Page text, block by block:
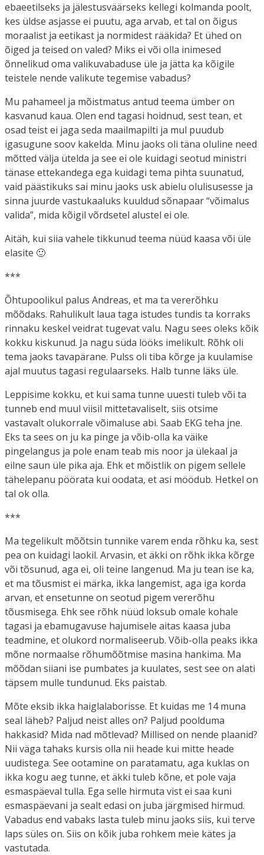
ebaeetilseks ja jälestusväärseks kellegi kolmanda poolt,
kes üldse asjasse ei puutu, aga arvab, et tal on õigus
moraalist ja eetikast ja normidest rääkida? Et ühed on
õiged ja teised on valed? Miks ei või olla inimesed
õnnelikud oma valikuvabaduse üle ja jätta ka kõigile
teistele nende valikute tegemise vabadus?
Mu pahameel ja mõistmatus antud teema ümber on
kasvanud kaua. Olen end tagasi hoidnud, sest tean, et
osad teist ei jaga seda maailmapilti ja mul puudub
igasugune soov kakelda. Minu jaoks oli täna oluline need
mõtted välja ütelda ja see ei ole kuidagi seotud ministri
tänase ettekandega ega kuidagi tema pihta suunatud,
vaid päästikuks sai minu jaoks usk abielu olulisusesse ja
sinna juurde vastukaaluks kuuldud sõnapaar “võimalus
valida”, mida kõigil võrdsetel alustel ei ole.
Aitäh, kui siia vahele tikkunud teema nüüd kaasa või üle
elasite 🙂
***
Õhtupoolikul palus Andreas, et ma ta vererõhku
mõõdaks. Rahulikult laua taga istudes tundis ta korraks
rinnaku keskel veidrat tugevat valu. Nagu sees oleks kõik
kokku kiskunud. Ja nagu süda lööks imelikult. Rõhk oli
tema jaoks tavapärane. Pulss oli tiba kõrge ja kuulamise
ajal muutus tagasi regulaarseks. Halb tunne läks üle.
Leppisime kokku, et kui sama tunne uuesti tuleb või ta
tunneb end muul viisil mittetavaliselt, siis otsime
vastavalt olukorrale võimaluse abi. Saab EKG teha jne.
Eks ta sees on ju ka pinge ja võib-olla ka väike
pingelangus ja pole enam teab mis noor ja ülekaal ja
eilne saun üle pika aja. Ehk et mõistlik on pigem sellele
tähelepanu pöörata kui oodata, et asi möödub. Hetkel on
tal ok olla.
***
Ma tegelikult mõõtsin tunnike varem enda rõhku ka, sest
pea on kuidagi laokil. Arvasin, et äkki on rõhk ikka kõrge
või tõsunud, aga ei, oli teine langenud. Ma ju tean ise ka,
et ma tõusmist ei märka, ikka langemist, aga iga korda
arvan, et ensetunne on seotud pigem vererõhu
tõusmisega. Ehk see rõhk nüüd loksub omale kohale
tagasi ja ebamugavuse hajumisele aitas kaasa juba
teadmine, et olukord normaliseerub. Võib-olla peaks ikka
mõne normaalse rõhumõõtmise masina hankima. Ma
mõõdan siiani ise pumbates ja kuulates, sest see on alati
täpsem mulle tundunud. Eks paistab.
Mõte eksib ikka haiglalaborisse. Et kuidas me 14 muna
seal läheb? Paljud neist alles on? Paljud poolduma
hakkasid? Mida nad mõtlevad? Millised on nende plaanid?
Nii väga tahaks kursis olla nii heade kui mitte heade
uudistega. See ootamine on paratamatu, aga kuklas on
ikka kogu aeg tunne, et äkki tuleb kõne, et pole vaja
esmaspäeval tulla. Ega selle hirmuta vist ei saa kuni
esmaspäevani ja sealt edasi on juba järgmised hirmud.
Vabadus end vabaks lasta tuleb minu jaoks siis, kui terve
laps süles on. Siis on kõik juba rohkem meie kätes ja
vastutada.